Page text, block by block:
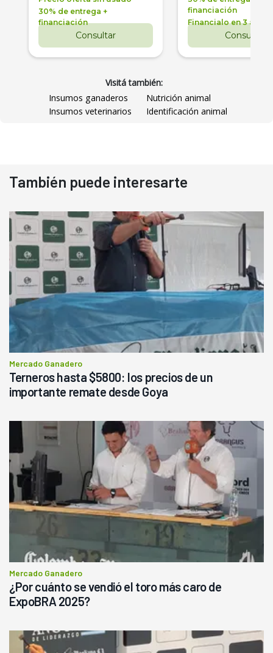
30% de entrega +
financiación
Consultar
financiación
Financialo en 3 años
Consultar
Visitá también:
Insumos ganaderos
Nutrición animal
Insumos veterinarios
Identificación animal
También puede interesarte
Mercado Ganadero
Terneros hasta $5800: los precios de un
importante remate desde Goya
Mercado Ganadero
¿Por cuánto se vendió el toro más caro de
ExpoBRA 2025?